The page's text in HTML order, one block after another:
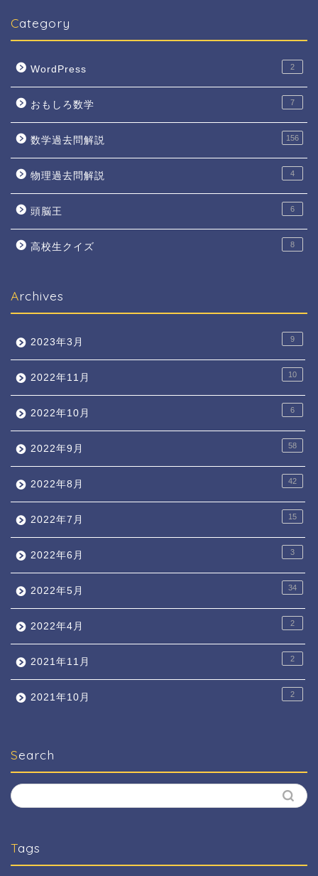
Category
WordPress 2
おもしろ数学 7
数学過去問解説 156
物理過去問解説 4
頭脳王 6
高校生クイズ 8
Archives
2023年3月 9
2022年11月 10
2022年10月 6
2022年9月 58
2022年8月 42
2022年7月 15
2022年6月 3
2022年5月 34
2022年4月 2
2021年11月 2
2021年10月 2
Search
Tags